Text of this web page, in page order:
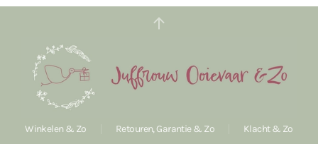
Winkelen & Zo Retouren, Garantie & Zo
Klacht & Zo